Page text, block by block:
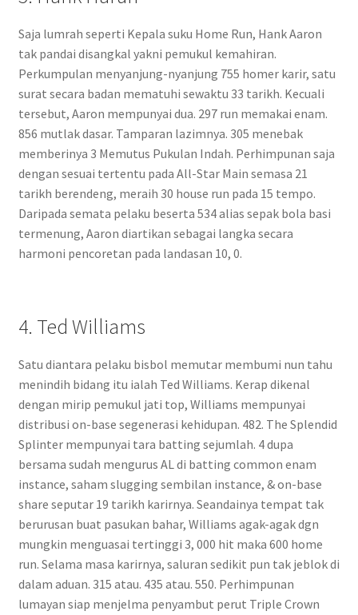
Saja lumrah seperti Kepala suku Home Run, Hank Aaron
tak pandai disangkal yakni pemukul kemahiran.
Perkumpulan menyanjung-nyanjung 755 homer karir, satu
surat secara badan mematuhi sewaktu 33 tarikh. Kecuali
tersebut, Aaron mempunyai dua. 297 run memakai enam.
856 mutlak dasar. Tamparan lazimnya. 305 menebak
memberinya 3 Memutus Pukulan Indah. Perhimpunan saja
dengan sesuai tertentu pada All-Star Main semasa 21
tarikh berendeng, meraih 30 house run pada 15 tempo.
Daripada semata pelaku beserta 534 alias sepak bola basi
termenung, Aaron diartikan sebagai langka secara
harmoni pencoretan pada landasan 10, 0.
4. Ted Williams
Satu diantara pelaku bisbol memutar membumi nun tahu
menindih bidang itu ialah Ted Williams. Kerap dikenal
dengan mirip pemukul jati top, Williams mempunyai
distribusi on-base segenerasi kehidupan. 482. The Splendid
Splinter mempunyai tara batting sejumlah. 4 dupa
bersama sudah mengurus AL di batting common enam
instance, saham slugging sembilan instance, & on-base
share seputar 19 tarikh karirnya. Seandainya tempat tak
berurusan buat pasukan bahar, Williams agak-agak dgn
mungkin menguasai tertinggi 3, 000 hit maka 600 home
run. Selama masa karirnya, saluran sedikit pun tak jeblok di
dalam aduan. 315 atau. 435 atau. 550. Perhimpunan
lumayan siap menjelma penyambut perut Triple Crown